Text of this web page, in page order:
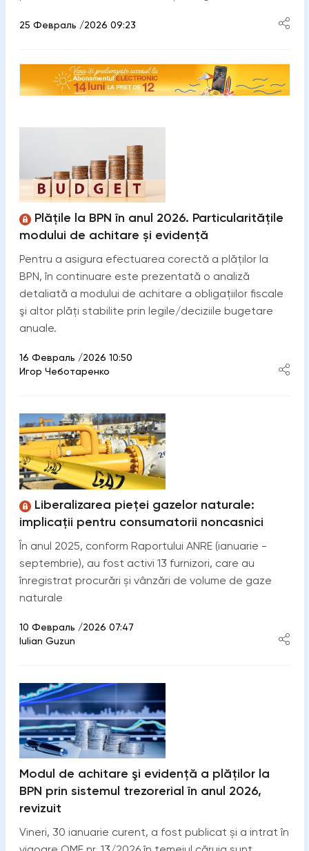
25 Февраль /2026 09:23
Plățile la BPN în anul 2026. Particularitățile
modului de achitare și evidență
Pentru a asigura efectuarea corectă a plăților la
BPN, în continuare este prezentată o analiză
detaliată a modului de achitare a obligațiilor fiscale
şi altor plăți stabilite prin legile/deciziile bugetare
anuale.
16 Февраль /2026 10:50
Игор Чеботаренко
Liberalizarea pieței gazelor naturale:
implicații pentru consumatorii noncasnici
În anul 2025, conform Raportului ANRE (ianuarie -
septembrie), au fost activi 13 furnizori, care au
înregistrat procurări și vânzări de volume de gaze
naturale
10 Февраль /2026 07:47
Iulian Guzun
Modul de achitare şi evidență a plăților la
BPN prin sistemul trezorerial în anul 2026,
revizuit
Vineri, 30 ianuarie curent, a fost publicat și a intrat în